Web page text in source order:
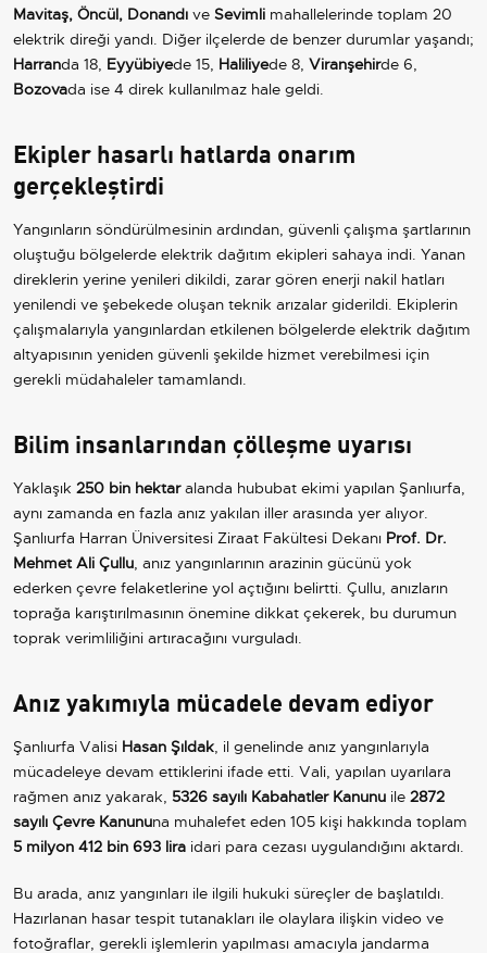
Mavitaş, Öncül, Donandı ve Sevimli mahallelerinde toplam 20
elektrik direği yandı. Diğer ilçelerde de benzer durumlar yaşandı;
Harranda 18, Eyyübiyede 15, Haliliyede 8, Viranşehirde 6,
Bozovada ise 4 direk kullanılmaz hale geldi.
Ekipler hasarlı hatlarda onarım
gerçekleştirdi
Yangınların söndürülmesinin ardından, güvenli çalışma şartlarının
oluştuğu bölgelerde elektrik dağıtım ekipleri sahaya indi. Yanan
direklerin yerine yenileri dikildi, zarar gören enerji nakil hatları
yenilendi ve şebekede oluşan teknik arızalar giderildi. Ekiplerin
çalışmalarıyla yangınlardan etkilenen bölgelerde elektrik dağıtım
altyapısının yeniden güvenli şekilde hizmet verebilmesi için
gerekli müdahaleler tamamlandı.
Bilim insanlarından çölleşme uyarısı
Yaklaşık 250 bin hektaralanda hububat ekimi yapılan Şanlıurfa,
aynı zamanda en fazla anız yakılan iller arasında yer alıyor.
Şanlıurfa Harran Üniversitesi Ziraat Fakültesi Dekanı Prof. Dr.
Mehmet Ali Çullu, anız yangınlarının arazinin gücünü yok
ederken çevre felaketlerine yol açtığını belirtti. Çullu, anızların
toprağa karıştırılmasının önemine dikkat çekerek, bu durumun
toprak verimliliğini artıracağını vurguladı.
Anız yakımıyla mücadele devam ediyor
Şanlıurfa Valisi Hasan Şıldak, il genelinde anız yangınlarıyla
mücadeleye devam ettiklerini ifade etti. Vali, yapılan uyarılara
rağmen anız yakarak, 5326 sayılı Kabahatler Kanunu ile 2872
sayılı Çevre Kanununa muhalefet eden 105 kişi hakkında toplam
5 milyon 412 bin 693 lira idari para cezası uygulandığını aktardı.
Bu arada, anız yangınları ile ilgili hukuki süreçler de başlatıldı.
Hazırlanan hasar tespit tutanakları ile olaylara ilişkin video ve
fotoğraflar, gerekli işlemlerin yapılması amacıyla jandarma